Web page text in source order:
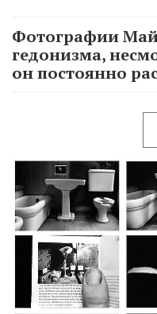
Фотографии
гедонизма,
он постоянно